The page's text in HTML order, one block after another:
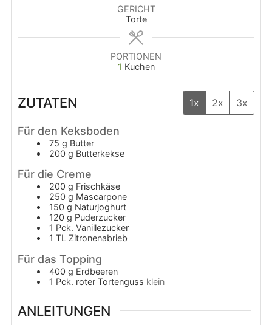
GERICHT
Torte
PORTIONEN
1 Kuchen
ZUTATEN 1x 2x 3x
Für den Keksboden
75 g Butter
200 g Butterkekse
Für die Creme
200 g Frischkäse
250 g Mascarpone
150 g Naturjoghurt
120 g Puderzucker
1 Pck. Vanillezucker
1 TL Zitronenabrieb
Für das Topping
400 g Erdbeeren
1 Pck. roter Tortenguss klein
ANLEITUNGEN